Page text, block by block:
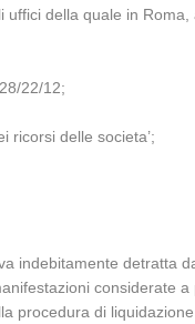
della quale in
22/12;
ricorsi delle societa’;
indebitamente detratta
considerate a
procedura di